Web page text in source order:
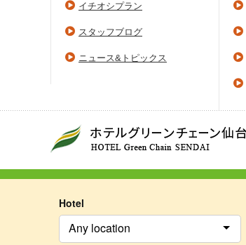
Hotel
Any location
イチオシプラン
スタッフブログ
ニュース&トピックス